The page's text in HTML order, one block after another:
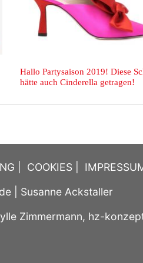
Wochenend-Wow:
Hochsommersandalen!
COOKIES
| Susanne Ackstaller
Zimmermann, hz-